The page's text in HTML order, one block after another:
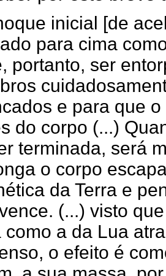
inicial [de
para cima
portanto, ser
e para que
do corpo (...)
terminada, será
o corpo
da Terra e
(...) visto
como a da Lua
o efeito é